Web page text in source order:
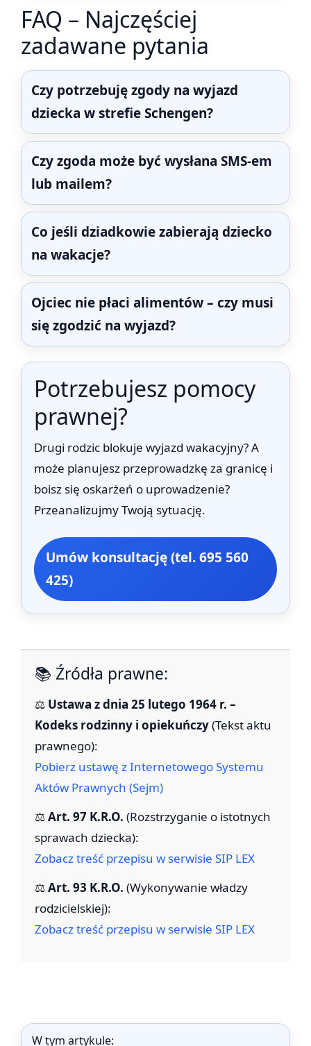
FAQ – Najczęściej
zadawane pytania
Czy potrzebuję zgody na wyjazd
dziecka w strefie Schengen?
Czy zgoda może być wysłana SMS-em
lub mailem?
Co jeśli dziadkowie zabierają dziecko
na wakacje?
Ojciec nie płaci alimentów – czy musi
się zgodzić na wyjazd?
Potrzebujesz pomocy
prawnej?
Drugi rodzic blokuje wyjazd wakacyjny? A
może planujesz przeprowadzkę za granicę i
boisz się oskarżeń o uprowadzenie?
Przeanalizujmy Twoją sytuację.
Umów konsultację (tel. 695 560
425)
📚 Źródła prawne:
⚖️ Ustawa z dnia 25 lutego 1964 r. –
Kodeks rodzinny i opiekuńczy(Tekst aktu
prawnego):
Pobierz ustawę z Internetowego Systemu
Aktów Prawnych (Sejm)
⚖️Art. 97 K.R.O. (Rozstrzyganie o istotnych
sprawach dziecka):
Zobacz treść przepisu w serwisie SIP LEX
⚖️Art. 93 K.R.O. (Wykonywanie władzy
rodzicielskiej):
Zobacz treść przepisu w serwisie SIP LEX
W tym artykule: